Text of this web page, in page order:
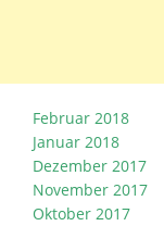
Februar 2018
Januar 2018
Dezember 2017
November 2017
Oktober 2017